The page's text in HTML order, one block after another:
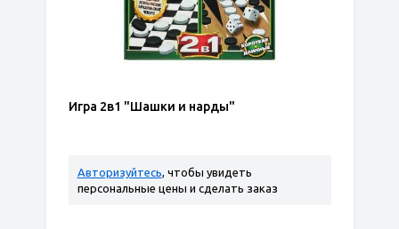
Игра 2в1 "Шашки и нарды"
Авторизуйтесь, чтобы увидеть
персональные цены и сделать заказ